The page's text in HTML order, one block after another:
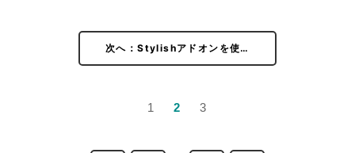
次へ：Stylishアドオンを使…
1 2 3